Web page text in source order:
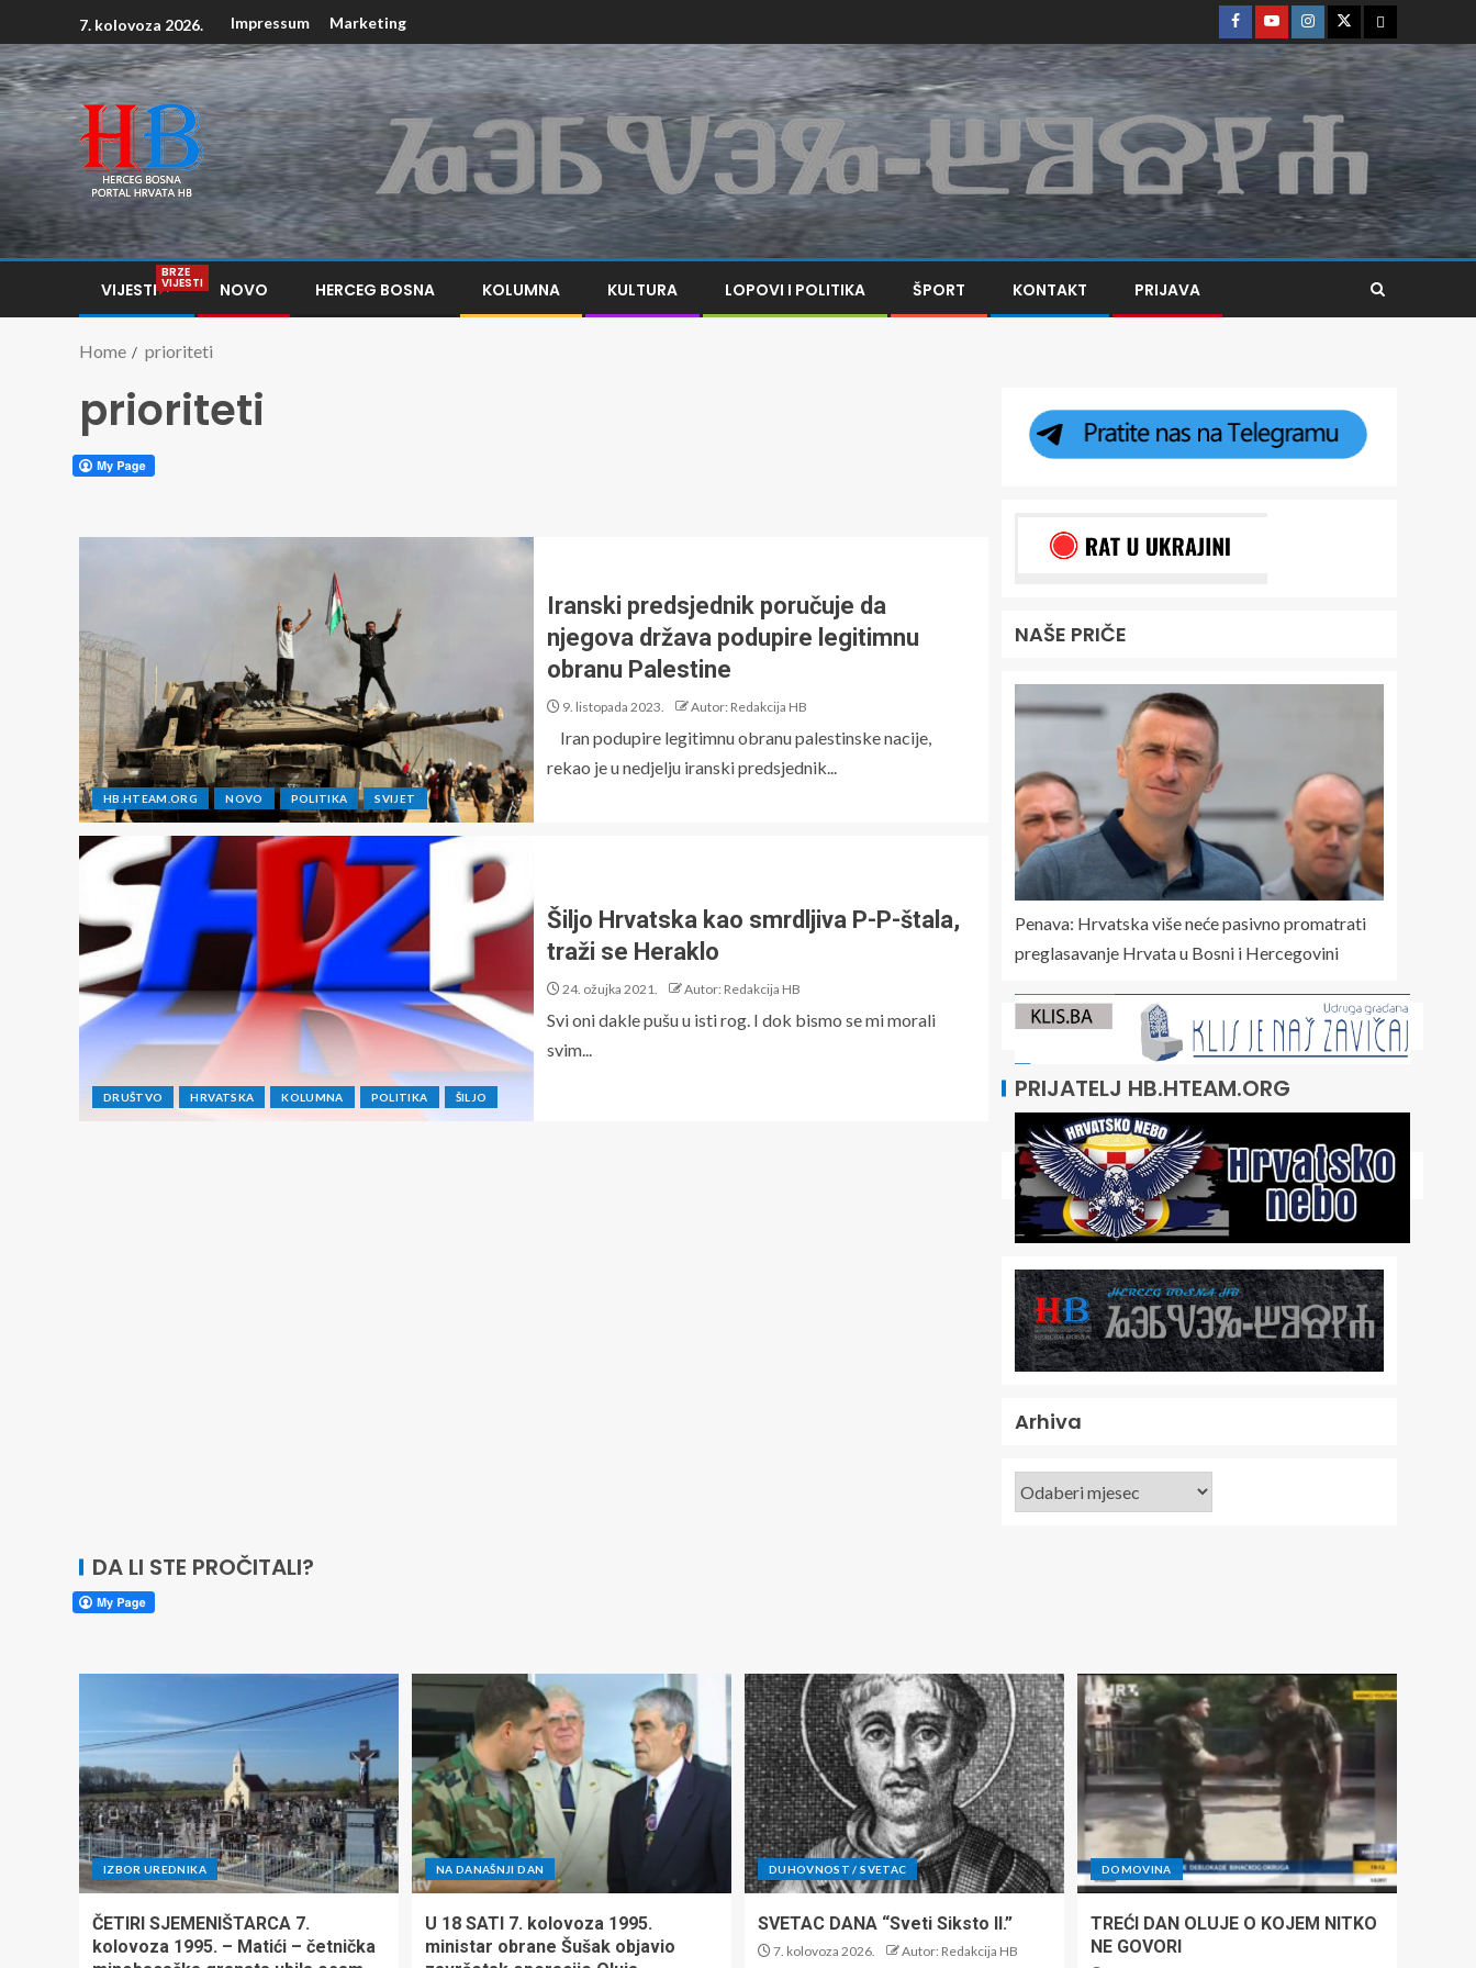
7. kolovoza 2026. Impressum Marketing
VIJESTI
BRZE
VIJESTI NOVO HERCEG BOSNA KOLUMNA KULTURA LOPOVI I POLITIKA ŠPORT KONTAKT PRIJAVA
Home prioriteti
prioriteti
HB.HTEAM.ORG NOVO POLITIKA SVIJET
Iranski predsjednik poručuje da
njegova država podupire legitimnu
obranu Palestine
9. listopada 2023. Autor: Redakcija HB
Iran podupire legitimnu obranu palestinske nacije,
rekao je u nedjelju iranski predsjednik...
DRUŠTVO HRVATSKA KOLUMNA POLITIKA ŠILJO
Šiljo Hrvatska kao smrdljiva P-P-štala,
traži se Heraklo
24. ožujka 2021. Autor: Redakcija HB
Svi oni dakle pušu u isti rog. I dok bismo se mi morali
svim...
NAŠE PRIČE
Penava: Hrvatska više neće pasivno promatrati
preglasavanje Hrvata u Bosni i Hercegovini
PRIJATELJ HB.HTEAM.ORG
Arhiva
DA LI STE PROČITALI?
IZBOR UREDNIKA
ČETIRI SJEMENIŠTARCA 7.
kolovoza 1995. – Matići – četnička
NA DANAŠNJI DAN
U 18 SATI 7. kolovoza 1995.
ministar obrane Šušak objavio
DUHOVNOST / SVETAC
SVETAC DANA “Sveti Siksto II.”
7. kolovoza 2026. Autor: Redakcija HB
DOMOVINA
TREĆI DAN OLUJE O KOJEM NITKO
NE GOVORI